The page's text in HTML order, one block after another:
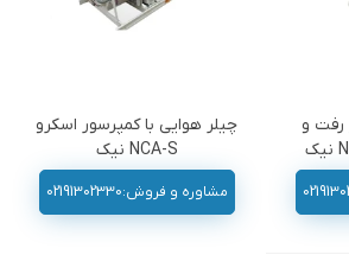
رفت و
چیلر هوایی با کمپرسور اسکرو
NCA-S نیک
مشاوره و فروش:02191302330